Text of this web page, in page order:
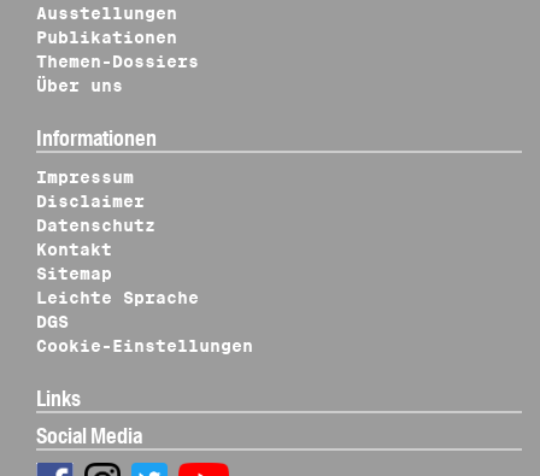
Ausstellungen
Publikationen
Themen-Dossiers
Über uns
Informationen
Impressum
Disclaimer
Datenschutz
Kontakt
Sitemap
Leichte Sprache
DGS
Cookie-Einstellungen
Links
Social Media